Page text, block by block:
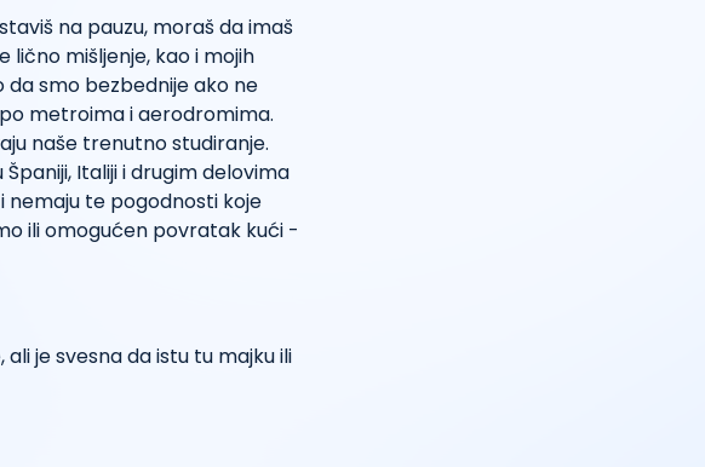
na pauzu, moraš da imaš
mišljenje, kao i mojih
da smo bezbednije ako ne
metroima i aerodromima.
naše trenutno studiranje.
Italiji i drugim delovima
nemaju te pogodnosti koje
ili omogućen povratak kući -
je svesna da istu tu majku ili